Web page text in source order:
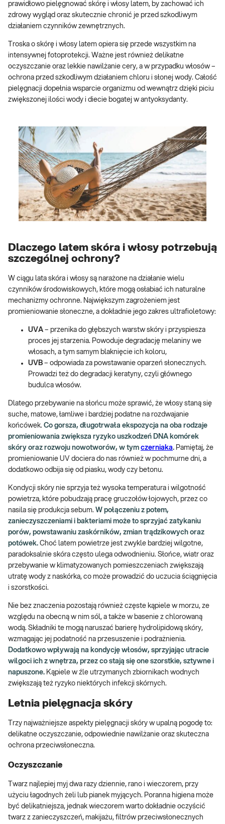
prawidłowo pielęgnować skórę i włosy latem, by zachować ich
zdrowy wygląd oraz skutecznie chronić je przed szkodliwym
działaniem czynników zewnętrznych.
Troska o skórę i włosy latem opiera się przede wszystkim na
intensywnej fotoprotekcji. Ważne jest również delikatne
oczyszczanie oraz lekkie nawilżanie cery, a w przypadku włosów –
ochrona przed szkodliwym działaniem chloru i słonej wody. Całość
pielęgnacji dopełnia wsparcie organizmu od wewnątrz dzięki piciu
zwiększonej ilości wody i diecie bogatej w antyoksydanty.
Dlaczego latem skóra i włosy potrzebują
szczególnej ochrony?
W ciągu lata skóra i włosy są narażone na działanie wielu
czynników środowiskowych, które mogą osłabiać ich naturalne
mechanizmy ochronne. Największym zagrożeniem jest
promieniowanie słoneczne, a dokładnie jego zakres ultrafioletowy:
UVA – przenika do głębszych warstw skóry i przyspiesza
proces jej starzenia. Powoduje degradację melaniny we
włosach, a tym samym blaknięcie ich koloru,
UVB – odpowiada za powstawanie oparzeń słonecznych.
Prowadzi też do degradacji keratyny, czyli głównego
budulca włosów.
Dlatego przebywanie na słońcu może sprawić, że włosy staną się
suche, matowe, łamliwe i bardziej podatne na rozdwajanie
końcówek. Co gorsza, długotrwała ekspozycja na oba rodzaje
promieniowania zwiększa ryzyko uszkodzeń DNA komórek
skóry oraz rozwoju nowotworów, w tym czerniaka. Pamiętaj, że
promieniowanie UV dociera do nas również w pochmurne dni, a
dodatkowo odbija się od piasku, wody czy betonu.
Kondycji skóry nie sprzyja też wysoka temperatura i wilgotność
powietrza, które pobudzają pracę gruczołów łojowych, przez co
nasila się produkcja sebum. W połączeniu z potem,
zanieczyszczeniami i bakteriami może to sprzyjać zatykaniu
porów, powstawaniu zaskórników, zmian trądzikowych oraz
potówek. Choć latem powietrze jest zwykle bardziej wilgotne,
paradoksalnie skóra często ulega odwodnieniu. Słońce, wiatr oraz
przebywanie w klimatyzowanych pomieszczeniach zwiększają
utratę wody z naskórka, co może prowadzić do uczucia ściągnięcia
i szorstkości.
Nie bez znaczenia pozostają również częste kąpiele w morzu, ze
względu na obecną w nim sól, a także w basenie z chlorowaną
wodą. Składniki te mogą naruszać barierę hydrolipidową skóry,
wzmagając jej podatność na przesuszenie i podrażnienia.
Dodatkowo wpływają na kondycję włosów, sprzyjając utracie
wilgoci ich z wnętrza, przez co stają się one szorstkie, sztywne i
napuszone. Kąpiele w źle utrzymanych zbiornikach wodnych
zwiększają też ryzyko niektórych infekcji skórnych.
Letnia pielęgnacja skóry
Trzy najważniejsze aspekty pielęgnacji skóry w upalną pogodę to:
delikatne oczyszczanie, odpowiednie nawilżanie oraz skuteczna
ochrona przeciwsłoneczna.
Oczyszczanie
Twarz najlepiej myj dwa razy dziennie, rano i wieczorem, przy
użyciu łagodnych żeli lub pianek myjących. Poranna higiena może
być delikatniejsza, jednak wieczorem warto dokładnie oczyścić
twarz z zanieczyszczeń, makijażu, filtrów przeciwsłonecznych